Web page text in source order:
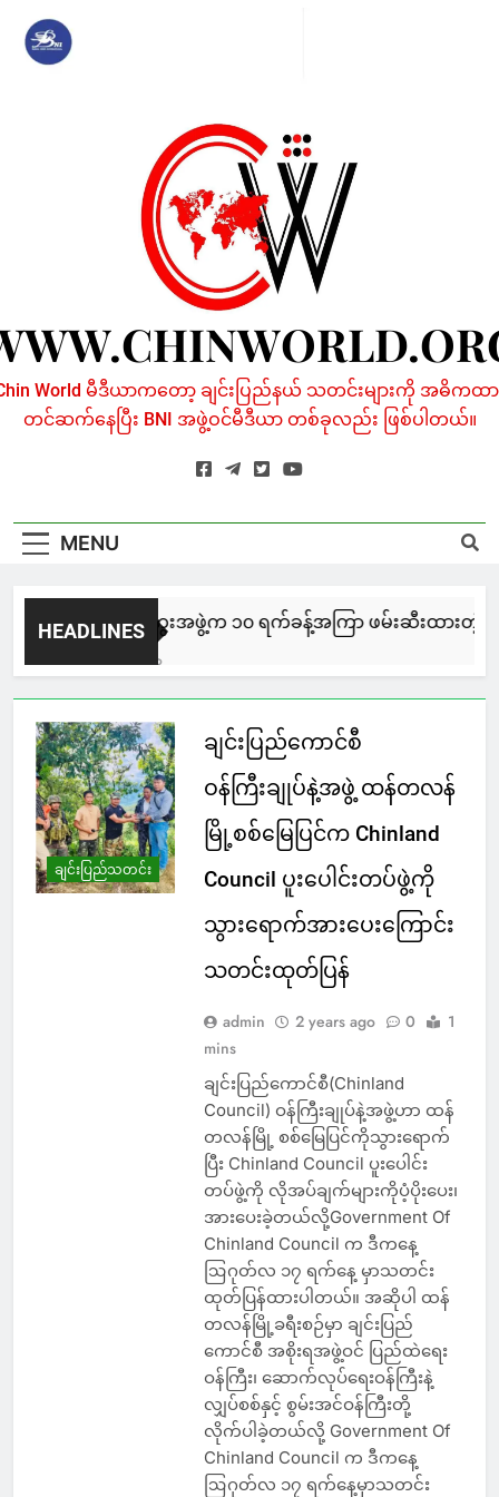
content
World မီဒီယာကတော့ ချင်းပြည်နယ် သတင်းများကို အဓိကထာ
တင်ဆက်နေပြီး BNI အဖွဲ့ဝင်မီဒီယာ တစ်ခုလည်း ဖြစ်ပါတယ်။
MENU
HEADLINES
NUG မကွေးအဖွဲ့က ၁၀ ရက်ခန့်အကြာ ဖမ်းဆီးထားတဲ့
2 Hours Ago
ချင်းပြည်သတင်း
ချင်းပြည်ကောင်စီ
ဝန်ကြီးချုပ်နဲ့အဖွဲ့ ထန်တလန်
မြို့စစ်မြေပြင်က Chinland
Council ပူးပေါင်းတပ်ဖွဲ့ကို
သွားရောက်အားပေးကြောင်း
သတင်းထုတ်ပြန်
admin 2 years ago 0
1
mins
ချင်းပြည်ကောင်စီ(Chinland
Council) ဝန်ကြီးချုပ်နဲ့အဖွဲ့ဟာ ထန်
တလန်မြို့ စစ်မြေပြင်ကိုသွားရောက်
ပြီး Chinland Council ပူးပေါင်း
တပ်ဖွဲ့ကို လိုအပ်ချက်များကိုပံ့ပိုးပေး၊
အားပေးခဲ့တယ်လို့Government Of
Chinland Council က ဒီကနေ့
ဩဂုတ်လ ၁၇ ရက်နေ့ မှာသတင်း
ထုတ်ပြန်ထားပါတယ်။ အဆိုပါ ထန်
တလန်မြို့ခရီးစဉ်မှာ ချင်းပြည်
ကောင်စီ အစိုးရအဖွဲ့ဝင် ပြည်ထဲရေး
ဝန်ကြီး၊ ဆောက်လုပ်ရေးဝန်ကြီးနဲ့
လျှပ်စစ်နှင့် စွမ်းအင်ဝန်ကြီးတို့
လိုက်ပါခဲ့တယ်လို့ Government Of
Chinland Council က ဒီကနေ့
ဩဂုတ်လ ၁၇ ရက်နေ့မှာသတင်း